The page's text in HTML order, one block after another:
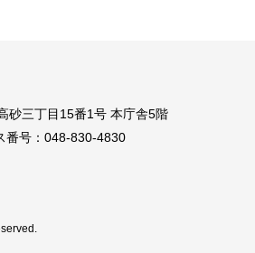
砂三丁目15番1号 本庁舎5階
番号：048-830-4830